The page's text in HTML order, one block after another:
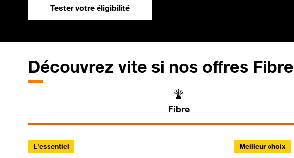
Tester votre éligibilité
Découvrez vite si nos offres
Fibre
L'essentiel Meilleur choix